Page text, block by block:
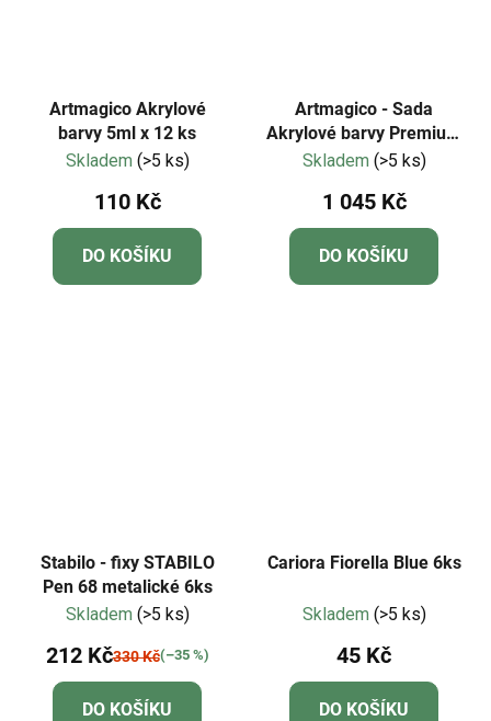
Artmagico Akrylové
barvy 5ml x 12 ks
Skladem (>5 ks)
110 Kč
DO KOŠÍKU
Artmagico - Sada
Akrylové barvy Premium
28 ks
Skladem (>5 ks)
1 045 Kč
DO KOŠÍKU
Stabilo - fixy STABILO
Pen 68 metalické 6ks
Skladem (>5 ks)
212 Kč330 Kč(–35 %)
DO KOŠÍKU
Cariora Fiorella Blue 6ks
Skladem (>5 ks)
45 Kč
DO KOŠÍKU